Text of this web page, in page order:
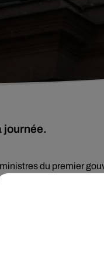
journée.
du premier
élargissement.
Eric Dupont-
Prisca Thévenot
nationale.